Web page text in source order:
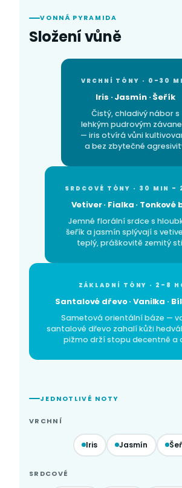
VONNÁ PYRAMIDA
Složení vůně
VRCHNÍ TÓNY · 0–30
Iris · Jasmín · Šeřík
Čistý, chladivý nábor s
lehkým pudrovým
— iris otvírá vůni
a bez zbytečné
SRDCOVÉ TÓNY · 30 MIN –
Vetiver · Fialka · Tonkové
Jemné florální srdce s
šeřík a jasmín splývají s
teplý, práškovitě zemitý
ZÁKLADNÍ TÓNY · 2–8
Santalové dřevo · Vanilka ·
Sametová orientální báze —
santalové dřevo zahalí kůži
pižmo drží stopu decentně a
JEDNOTLIVÉ NOTY
VRCHNÍ
Iris Jasmín
SRDCOVÉ